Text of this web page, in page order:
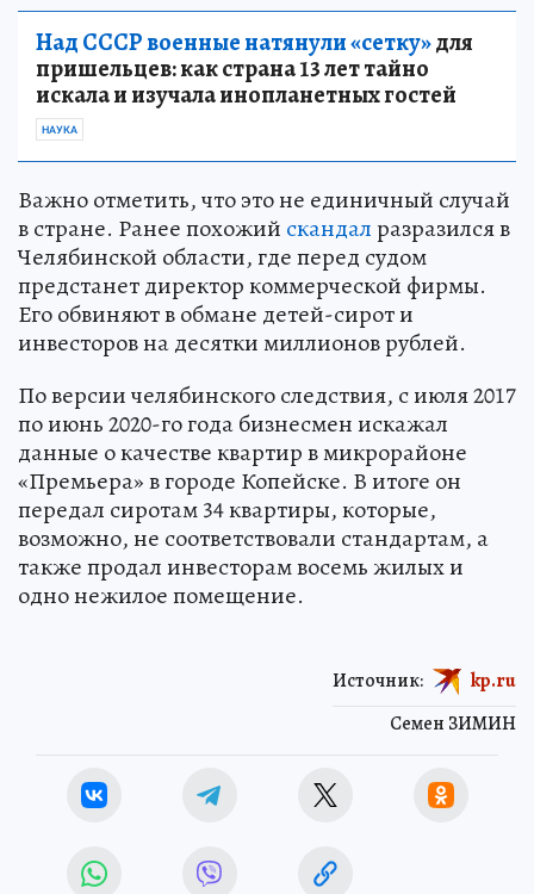
Над СССР военные натянули «сетку»для
пришельцев: как страна 13 лет тайно
искала и изучала инопланетных гостей
НАУКА
Важно отметить, что это не единичный случай
в стране. Ранее похожий скандалразразился в
Челябинской области, где перед судом
предстанет директор коммерческой фирмы.
Его обвиняют в обмане детей-сирот и
инвесторов на десятки миллионов рублей.
По версии челябинского следствия, с июля 2017
по июнь 2020-го года бизнесмен искажал
данные о качестве квартир в микрорайоне
«Премьера» в городе Копейске. В итоге он
передал сиротам 34 квартиры, которые,
возможно, не соответствовали стандартам, а
также продал инвесторам восемь жилых и
одно нежилое помещение.
Семен ЗИМИН
Источник: kp.ru